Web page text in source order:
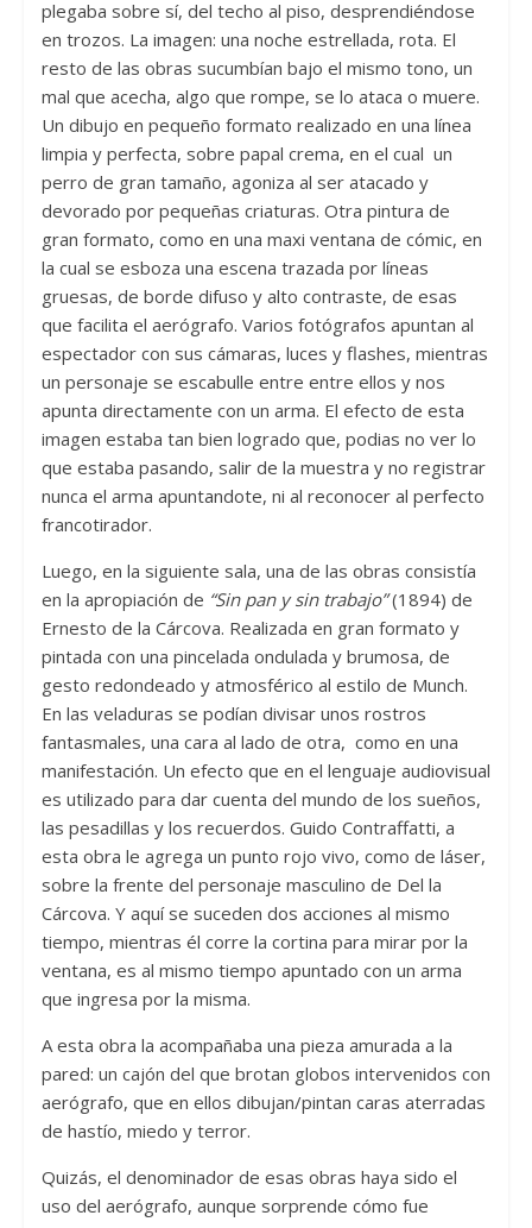
plegaba sobre sí, del techo al piso, desprendiéndose
en trozos. La imagen: una noche estrellada, rota. El
resto de las obras sucumbían bajo el mismo tono, un
mal que acecha, algo que rompe, se lo ataca o muere.
Un dibujo en pequeño formato realizado en una línea
limpia y perfecta, sobre papal crema, en el cual un
perro de gran tamaño, agoniza al ser atacado y
devorado por pequeñas criaturas. Otra pintura de
gran formato, como en una maxi ventana de cómic, en
la cual se esboza una escena trazada por líneas
gruesas, de borde difuso y alto contraste, de esas
que facilita el aerógrafo. Varios fotógrafos apuntan al
espectador con sus cámaras, luces y flashes, mientras
un personaje se escabulle entre entre ellos y nos
apunta directamente con un arma. El efecto de esta
imagen estaba tan bien logrado que, podias no ver lo
que estaba pasando, salir de la muestra y no registrar
nunca el arma apuntandote, ni al reconocer al perfecto
francotirador.
Luego, en la siguiente sala, una de las obras consistía
en la apropiación de “Sin pan y sin trabajo”(1894) de
Ernesto de la Cárcova. Realizada en gran formato y
pintada con una pincelada ondulada y brumosa, de
gesto redondeado y atmosférico al estilo de Munch.
En las veladuras se podían divisar unos rostros
fantasmales, una cara al lado de otra, como en una
manifestación. Un efecto que en el lenguaje audiovisual
es utilizado para dar cuenta del mundo de los sueños,
las pesadillas y los recuerdos. Guido Contraffatti, a
esta obra le agrega un punto rojo vivo, como de láser,
sobre la frente del personaje masculino de Del la
Cárcova. Y aquí se suceden dos acciones al mismo
tiempo, mientras él corre la cortina para mirar por la
ventana, es al mismo tiempo apuntado con un arma
que ingresa por la misma.
A esta obra la acompañaba una pieza amurada a la
pared: un cajón del que brotan globos intervenidos con
aerógrafo, que en ellos dibujan/pintan caras aterradas
de hastío, miedo y terror.
Quizás, el denominador de esas obras haya sido el
uso del aerógrafo, aunque sorprende cómo fue